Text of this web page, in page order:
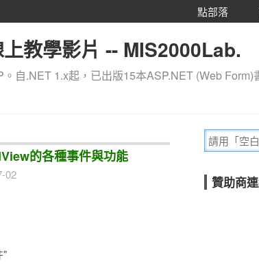
點部落
教學影片 -- MIS2000Lab.
自.NET 1.x起，已出版15本ASP.NET (Web
的各種事件與功能
02
"
贊助商